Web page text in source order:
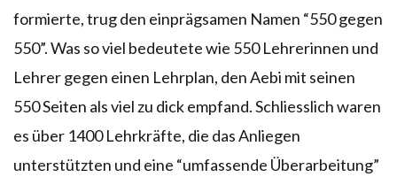
formierte, trug den einprägsamen Namen “550 gegen
550”. Was so viel bedeutete wie 550 Lehrerinnen und
Lehrer gegen einen Lehrplan, den Aebi mit seinen
550 Seiten als viel zu dick empfand. Schliesslich waren
es über 1400 Lehrkräfte, die das Anliegen
unterstützten und eine “umfassende Überarbeitung”